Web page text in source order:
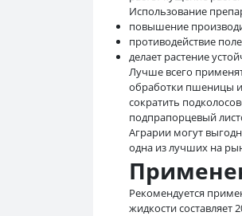
Использование
повышение
противодействие
делает растение
Лучше всего
обработки пшеницы
сократить
подпрапорцевый
Аграрии могут
одна из лучших на
Рекомендуется
жидкости составляет